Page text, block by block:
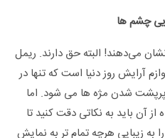
چشم ها
می‌دهند! البته حق دارند. ریمل
آرایش روز دنیا است که تنها در
شدن مژه ها می شود. اما
آن باید به نکاتی دقت کنید تا
زیبایی هرچه تمام تر به نمایش